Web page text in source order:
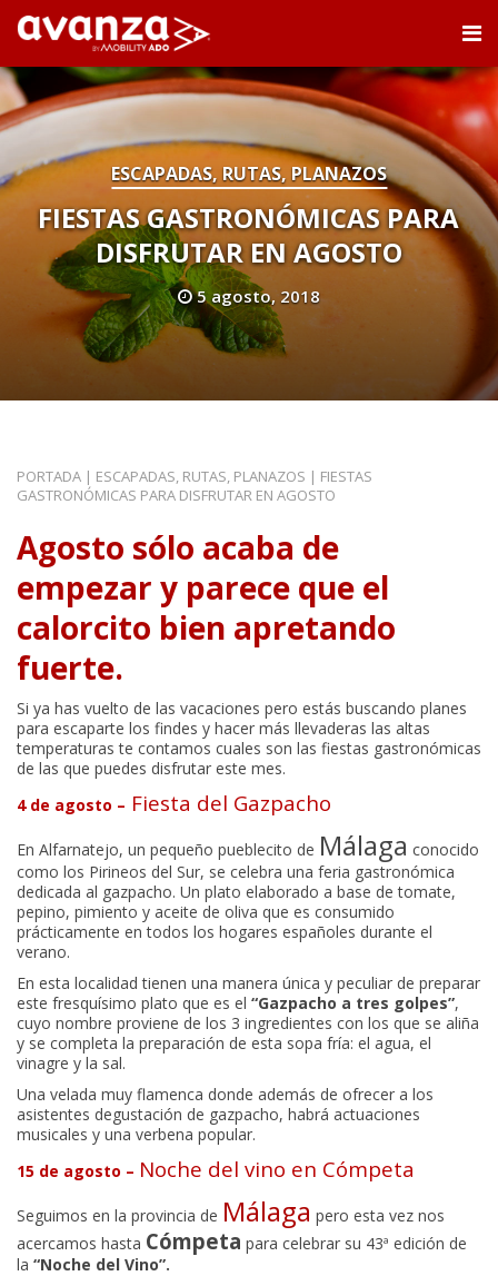
ESCAPADAS, RUTAS, PLANAZOS
FIESTAS GASTRONÓMICAS PARA
DISFRUTAR EN AGOSTO
5 agosto, 2018
PORTADA | ESCAPADAS, RUTAS, PLANAZOS | FIESTAS
GASTRONÓMICAS PARA DISFRUTAR EN AGOSTO
Agosto sólo acaba de
empezar y parece que el
calorcito bien apretando
fuerte.
Si ya has vuelto de las vacaciones pero estás buscando planes
para escaparte los findes y hacer más llevaderas las altas
temperaturas te contamos cuales son las fiestas gastronómicas
de las que puedes disfrutar este mes.
4 de agosto – Fiesta del Gazpacho
En Alfarnatejo, un pequeño pueblecito de Málaga conocido
como los Pirineos del Sur, se celebra una feria gastronómica
dedicada al gazpacho. Un plato elaborado a base de tomate,
pepino, pimiento y aceite de oliva que es consumido
prácticamente en todos los hogares españoles durante el
verano.
En esta localidad tienen una manera única y peculiar de preparar
este fresquísimo plato que es el “Gazpacho a tres golpes”,
cuyo nombre proviene de los 3 ingredientes con los que se aliña
y se completa la preparación de esta sopa fría: el agua, el
vinagre y la sal.
Una velada muy flamenca donde además de ofrecer a los
asistentes degustación de gazpacho, habrá actuaciones
musicales y una verbena popular.
15 de agosto – Noche del vino en Cómpeta
Seguimos en la provincia de Málaga pero esta vez nos
acercamos hasta Cómpeta para celebrar su 43ª edición de
la “Noche del Vino”.